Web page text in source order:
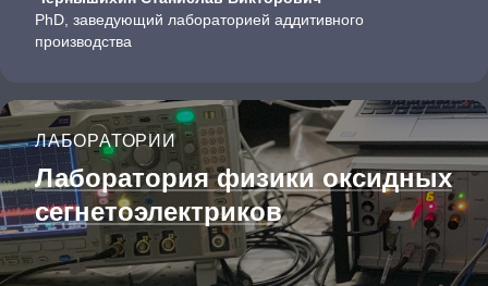
PhD, заведующий лабораторией аддитивного
производства
ЛАБОРАТОРИИ
Лаборатория физики оксидных
сегнетоэлектриков